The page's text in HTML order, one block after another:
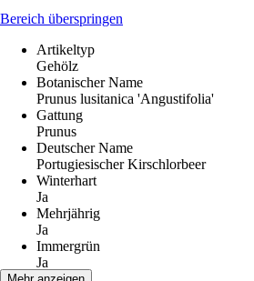
Bereich überspringen
Artikeltyp
Gehölz
Botanischer Name
Prunus lusitanica 'Angustifolia'
Gattung
Prunus
Deutscher Name
Portugiesischer Kirschlorbeer
Winterhart
Ja
Mehrjährig
Ja
Immergrün
Ja